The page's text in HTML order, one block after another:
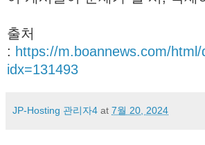
출처
: https://m.boannews.com/
idx=131493
JP-Hosting 관리자4 at 7월 20, 2024